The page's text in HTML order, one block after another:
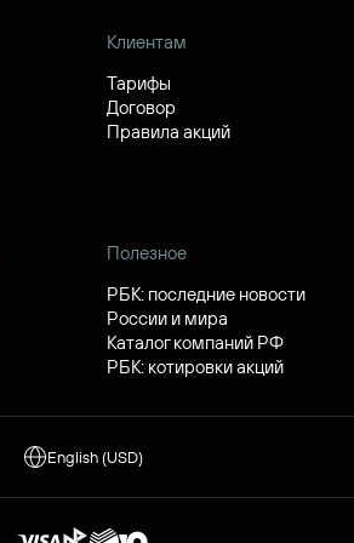
Клиентам
Тарифы
Договор
Правила акций
Полезное
РБК: последние новости
России и мира
Каталог компаний РФ
РБК: котировки акций
English (USD)